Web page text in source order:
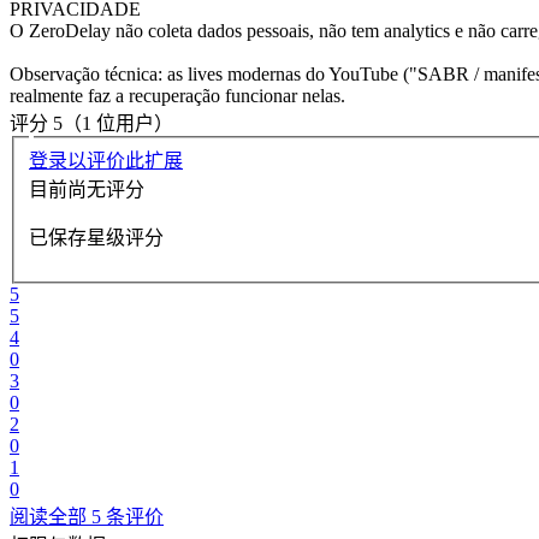
PRIVACIDADE
O ZeroDelay não coleta dados pessoais, não tem analytics e não
Observação técnica: as lives modernas do YouTube ("SABR /
realmente faz a recuperação funcionar nelas.
评分 5（1 位用户）
登录以评价此扩展
目前尚无评分
已保存星级评分
5
5
4
0
3
0
2
0
1
0
阅读全部 5 条评价